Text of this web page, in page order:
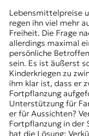
Lebensmittelpreise
regen ihn viel mehr
Freiheit. Die Frage
allerdings maximal
persönliche
sein. Es ist äußerst
Kinderkriegen zu
ihm klar ist, dass er
Fortpflanzung
Unterstützung für
er für Aussichten?
Fortpflanzung in der
hat die Lösung: